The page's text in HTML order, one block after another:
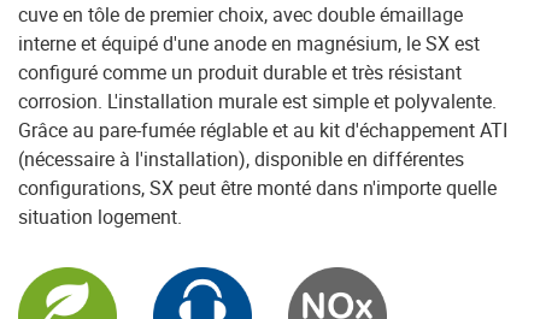
cuve en tôle de premier choix, avec double émaillage
interne et équipé d'une anode en magnésium, le SX est
configuré comme un produit durable et très résistant
corrosion. L'installation murale est simple et polyvalente.
Grâce au pare-fumée réglable et au kit d'échappement ATI
(nécessaire à l'installation), disponible en différentes
configurations, SX peut être monté dans n'importe quelle
situation logement.